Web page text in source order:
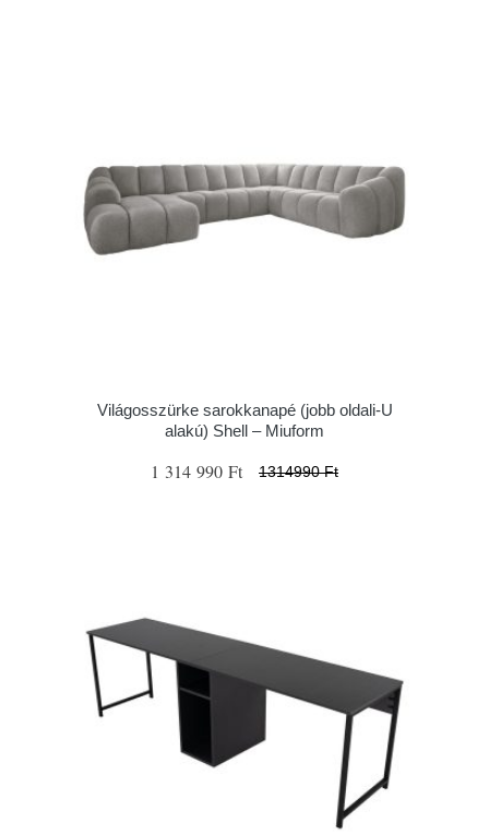
Világosszürke sarokkanapé (jobb oldali-U
alakú) Shell – Miuform
1 314 990 Ft 1314990 Ft